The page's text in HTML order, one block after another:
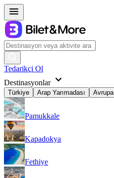
Tedarikçi Ol
Destinasyonlar
Türkiye Arap Yarımadası Avrupa
Pamukkale
Kapadokya
Fethiye